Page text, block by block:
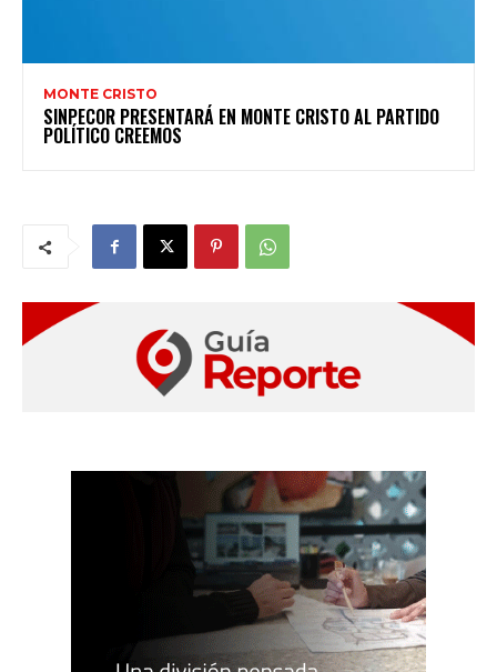
MONTE CRISTO
SINPECOR PRESENTARÁ EN MONTE CRISTO AL PARTIDO
POLÍTICO CREEMOS